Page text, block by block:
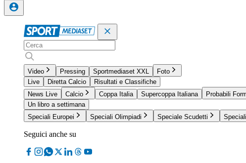
Video Pressing Sportmediaset XXL
Foto
Live
Diretta Calcio
Risultati e Classifiche
News Live
Calcio Coppa Italia Supercoppa Italiana Probabili
Un libro a settimana
Speciali Europei
Speciali Olimpiadi Speciale Scudetti
Seguici anche su